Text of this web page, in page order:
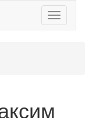
Toggle